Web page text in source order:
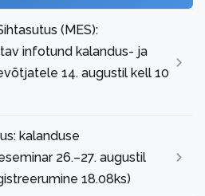
(MES):
infotund kalandus- ja
14. augustil kell 10
kalanduse
26.–27. augustil
18.08ks)